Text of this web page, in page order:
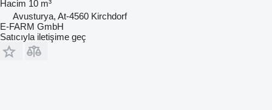
Hacim 10 m³
Avusturya, At-4560 Kirchdorf
E-FARM GmbH
Satıcıyla iletişime geç